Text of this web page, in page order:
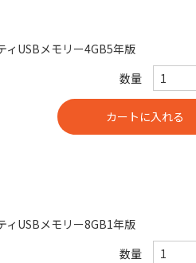
ィUSBメモリー4GB5年版
数量
ィUSBメモリー8GB1年版
数量